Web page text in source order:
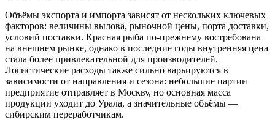
Объёмы экспорта и импорта зависят от нескольких ключевых
факторов: величины вылова, рыночной цены, порта доставки,
условий поставки. Красная рыба по-прежнему востребована
на внешнем рынке, однако в последние годы внутренняя цена
стала более привлекательной для производителей.
Логистические расходы также сильно варьируются в
зависимости от направления и сезона: небольшие партии
предприятие отправляет в Москву, но основная масса
продукции уходит до Урала, а значительные объёмы —
сибирским переработчикам.